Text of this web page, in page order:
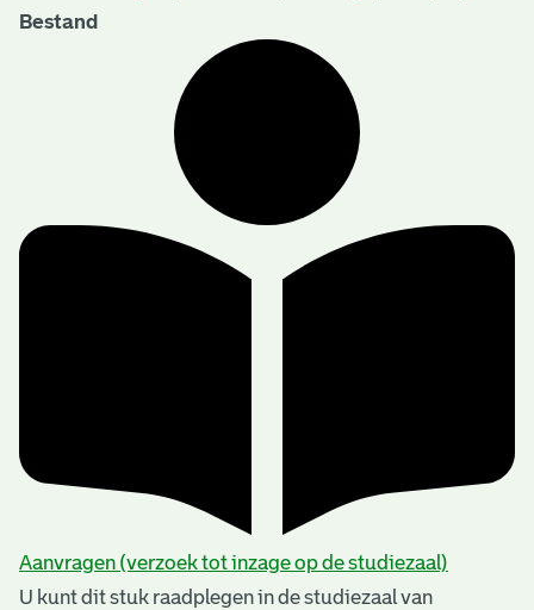
Bestand
Aanvragen (verzoek tot inzage op de studiezaal)
U kunt dit stuk raadplegen in de studiezaal van